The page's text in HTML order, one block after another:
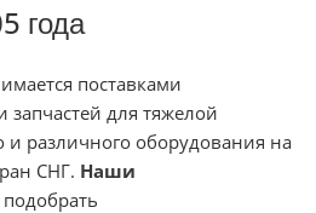
года
поставками
запчастей для тяжелой
и различного оборудования на
СНГ. Наши